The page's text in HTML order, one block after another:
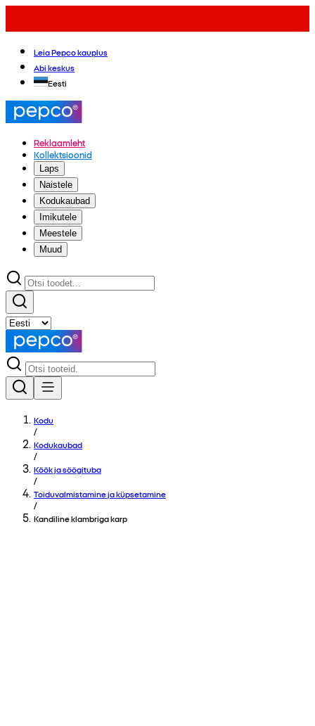
Leia Pepco kauplus
Abi keskus
Eesti
Reklaamleht
Kollektsioonid
Laps
Naistele
Kodukaubad
Imikutele
Meestele
Muud
Kodu
/
Kodukaubad
/
Köök ja söögituba
/
Toiduvalmistamine ja küpsetamine
/
Kandiline klambriga karp